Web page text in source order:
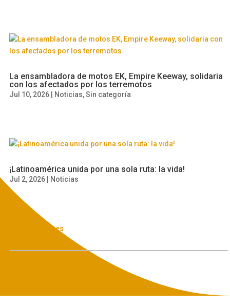
La ensambladora de motos EK, Empire Keeway, solidaria
con los afectados por los terremotos
Jul 10, 2026 Noticias,Sin categoría
¡Latinoamérica unida por una sola ruta: la vida!
Jul 2, 2026 Noticias
« Ver Anteriores